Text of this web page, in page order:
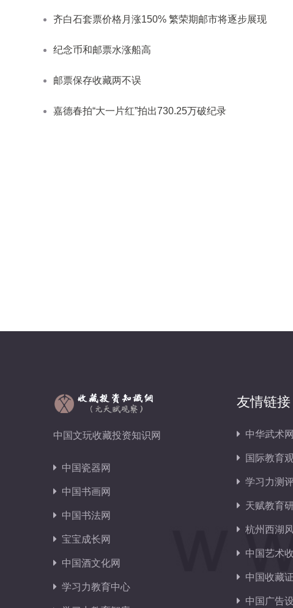
齐白石套票价格月涨150% 繁荣期邮市将逐步展现
纪念币和邮票水涨船高
邮票保存收藏两不误
嘉德春拍“大一片红”拍出730.25万破纪录
中国文玩收藏投资知识网
中国瓷器网
中国书画网
中国书法网
宝宝成长网
中国酒文化网
学习力教育中心
友情链接
中华武术网
国际教育
学习力测
天赋教育
杭州西湖
中国艺术
中国收藏
中国广告